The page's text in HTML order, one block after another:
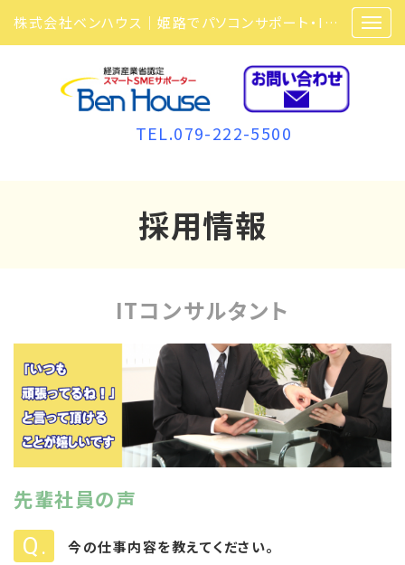
株式会社ベンハウス｜姫路でパソコンサポート・ITサポート・ITセキュリティ・複合機・ビジネスフォンなら弊社にお任せ
TEL.079-222-5500
採用情報
ITコンサルタント
先輩社員の声
今の仕事内容を教えてください。